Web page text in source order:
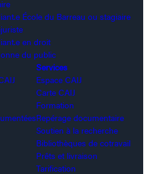
École du Barreau ou stagiaire
en droit
du public
Services
Espace CAIJ
Carte CAIJ
Formation
Repérage documentaire
Soutien à la recherche
Bibliothèques de cotravail
Prêts et livraison
Tarification